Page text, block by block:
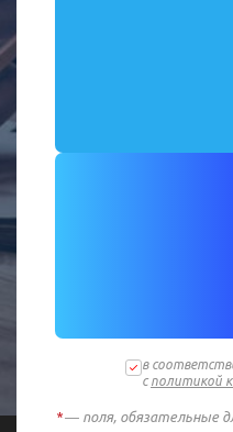
в
с политикой
*— поля, обязательные